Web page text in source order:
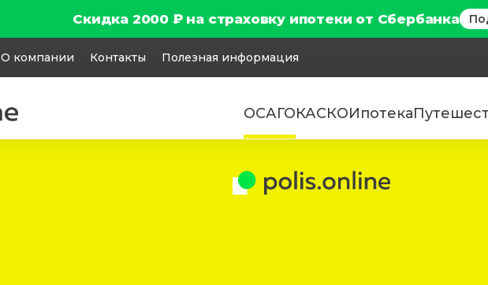
Скидка 2000 ₽ на страховку ипотеки от Сбербанка
О компании Контакты Полезная информация
ОСАГОКАСКОИпотека